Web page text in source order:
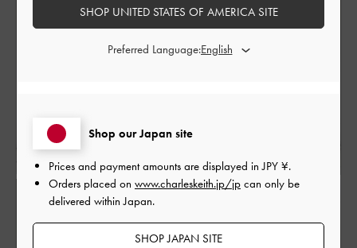
Shop our Japan site
Prices and payment amounts are displayed inJPY ¥.
Orders placed on www.charleskeith.jp/jp can only be
delivered within Japan.
SHOP JAPAN SITE
SHOP UNITED STATES OF AMERICA SITE
Preferred Language: